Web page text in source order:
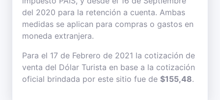
del 2020 para la retención a cuenta. Ambas
medidas se aplican para compras o gastos en
moneda extranjera.
Para el 17 de Febrero de 2021 la cotización de
venta del Dólar Turista en base a la cotización
oficial brindada por este sitio fue de $155,48.